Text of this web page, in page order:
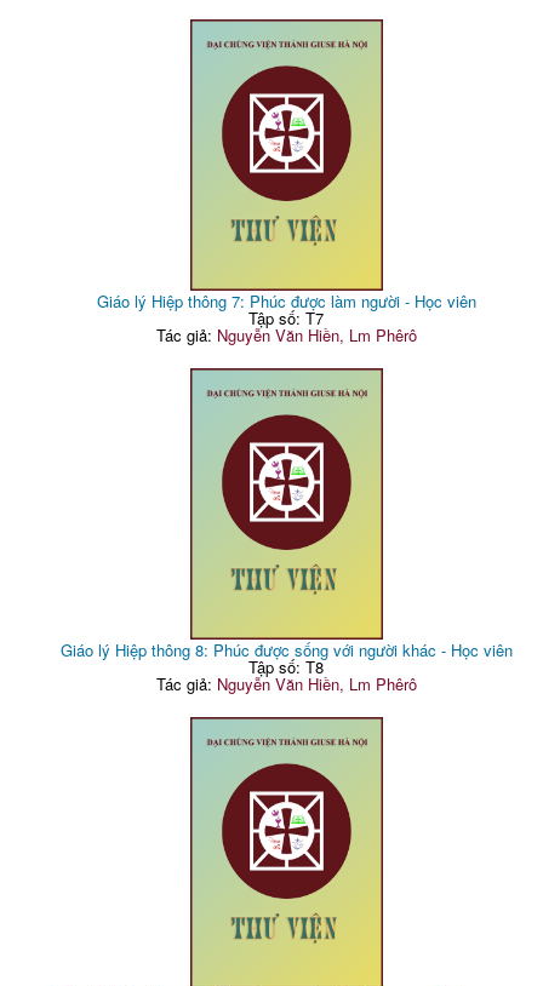
Giáo lý Hiệp thông 7: Phúc được làm người - Học viên
Tập số: T7
Tác giả: Nguyễn Văn Hiền, Lm Phêrô
Giáo lý Hiệp thông 8: Phúc được sống với người khác - Học viên
Tập số: T8
Tác giả: Nguyễn Văn Hiền, Lm Phêrô